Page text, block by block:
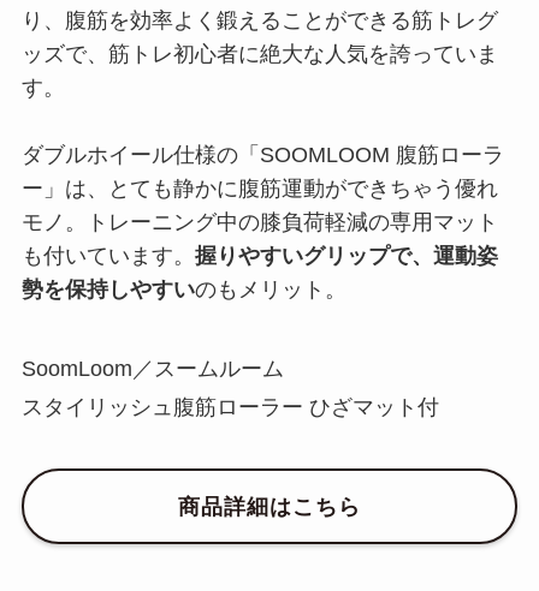
り、腹筋を効率よく鍛えることができる筋トレグ
ッズで、筋トレ初心者に絶大な人気を誇っていま
す。
ダブルホイール仕様の「SOOMLOOM 腹筋ローラ
ー」は、とても静かに腹筋運動ができちゃう優れ
モノ。トレーニング中の膝負荷軽減の専用マット
も付いています。 握りやすいグリップで、運動姿
勢を保持しやすいのもメリット。
SoomLoom／スームルーム
スタイリッシュ腹筋ローラー ひざマット付
商品詳細はこちら